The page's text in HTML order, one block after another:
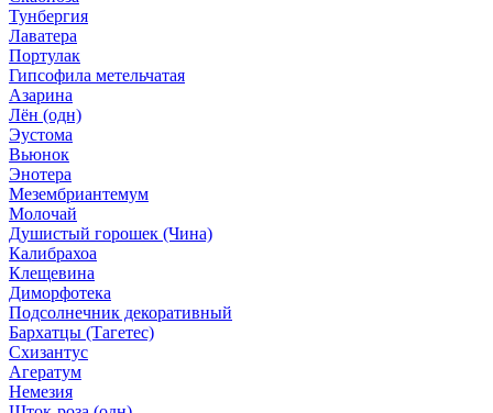
Тунбергия
Лаватера
Портулак
Гипсофила метельчатая
Азарина
Лён (одн)
Эустома
Вьюнок
Энотера
Мезембриантемум
Молочай
Душистый горошек (Чина)
Калибрахоа
Клещевина
Диморфотека
Подсолнечник декоративный
Бархатцы (Тагетес)
Схизантус
Агератум
Немезия